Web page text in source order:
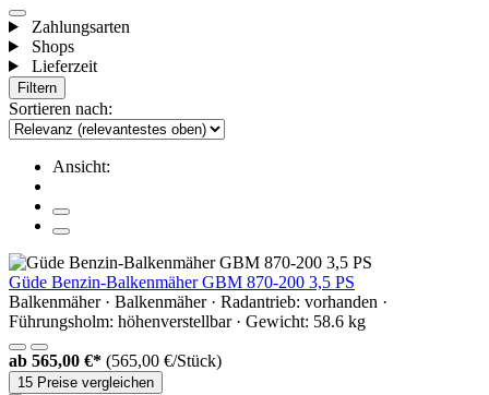
Zahlungsarten
Shops
Lieferzeit
Filtern
Sortieren nach:
Ansicht:
Güde Benzin-Balkenmäher GBM 870-200 3,5 PS
Balkenmäher · Balkenmäher · Radantrieb: vorhanden ·
Führungsholm: höhenverstellbar · Gewicht: 58.6 kg
ab 565,00 €* (565,00 €/Stück)
15 Preise vergleichen